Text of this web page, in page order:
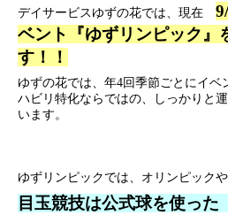
デイサービスゆずの花では、現在
ベント『ゆずリンピック』
す！！
ゆずの花では、年4回季節ごとにイベ
ハビリ特化ならではの、しっかりと
います。
ゆずリンピックでは、オリンピック
目玉競技は公式球を使った